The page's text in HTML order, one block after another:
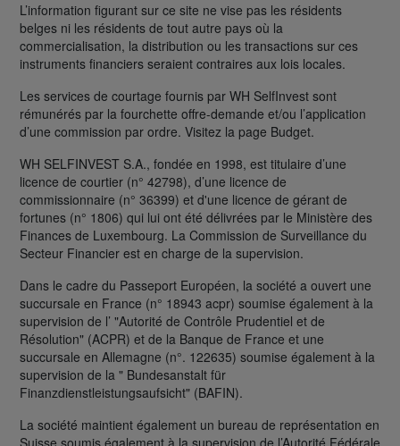
L’information figurant sur ce site ne vise pas les résidents
belges ni les résidents de tout autre pays où la
commercialisation, la distribution ou les transactions sur ces
instruments financiers seraient contraires aux lois locales.
Les services de courtage fournis par WH SelfInvest sont
rémunérés par la fourchette offre-demande et/ou l’application
d’une commission par ordre. Visitez la page Budget.
WH SELFINVEST S.A., fondée en 1998, est titulaire d’une
licence de courtier (n° 42798), d’une licence de
commissionnaire (n° 36399) et d'une licence de gérant de
fortunes (n° 1806) qui lui ont été délivrées par le Ministère des
Finances de Luxembourg. La Commission de Surveillance du
Secteur Financier est en charge de la supervision.
Dans le cadre du Passeport Européen, la société a ouvert une
succursale en France (n° 18943 acpr) soumise également à la
supervision de l’ "Autorité de Contrôle Prudentiel et de
Résolution" (ACPR) et de la Banque de France et une
succursale en Allemagne (n°. 122635) soumise également à la
supervision de la " Bundesanstalt für
Finanzdienstleistungsaufsicht" (BAFIN).
La société maintient également un bureau de représentation en